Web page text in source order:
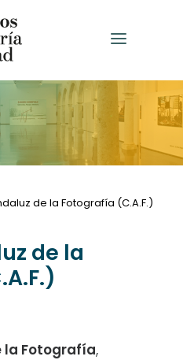
de la Fotografía (C.A.F.)
de la
la Fotografía,